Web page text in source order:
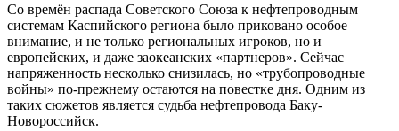
Со времён распада Советского Союза к нефтепроводным
системам Каспийского региона было приковано особое
внимание, и не только региональных игроков, но и
европейских, и даже заокеанских «партнеров». Сейчас
напряженность несколько снизилась, но «трубопроводные
войны» по-прежнему остаются на повестке дня. Одним из
таких сюжетов является судьба нефтепровода Баку-
Новороссийск.